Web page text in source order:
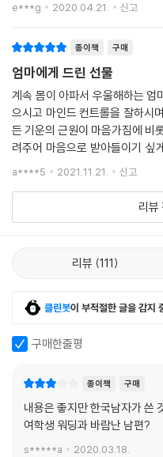
유튜버인 단희
e***g 2020.04.21. 신고
종이책 구매
엄마에게 드린 선물
계속 몸이 아파서 우울해하는 엄
으시고 마인드 컨트롤을 잘하시
든 기운의 근원이 마음가짐에 비
려주어 마음으로 받아들이기 싶
마음이 지친 분들에게 희망과 기
a****5 2021.11.21. 신고
리뷰
리뷰 111
클린봇이 부적절한 글을 감지
구매한줄평
종이책 구매
내용은 좋지만 한국남자가 쓴
여학생 워딩과 바람난 남편?
s*****a 2020.03.18.